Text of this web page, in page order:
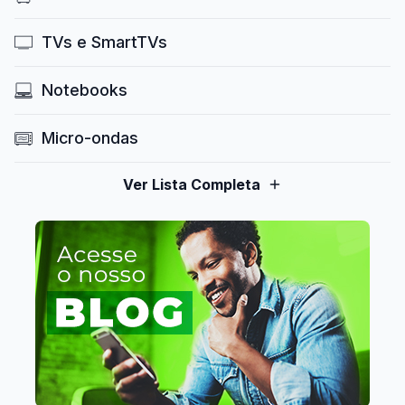
TVs e SmartTVs
Notebooks
Micro-ondas
Ver Lista Completa